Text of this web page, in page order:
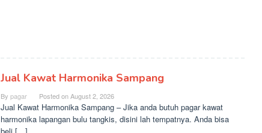
Jual Kawat Harmonika Sampang
By pagar Posted onAugust 2, 2026
Jual Kawat Harmonika Sampang – Jika anda butuh pagar kawat
harmonika lapangan bulu tangkis, disini lah tempatnya. Anda bisa